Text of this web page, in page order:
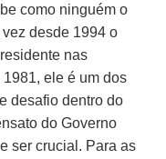
como ninguém o
desde 1994 o
nas
ele é um dos
desafio dentro do
do Governo
ser crucial. Para as